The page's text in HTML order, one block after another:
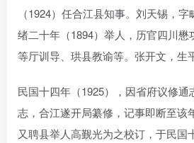
（1924）任合江县知事。刘天锡，
绪二十年（1894）举人，历官四川
等厅训导、珙县教谕等。张开文，生
民国十四年（1925），因省府议修
志，合江遂开局纂修，记事即断至该
又聘县举人高觐光为之校订，于民国